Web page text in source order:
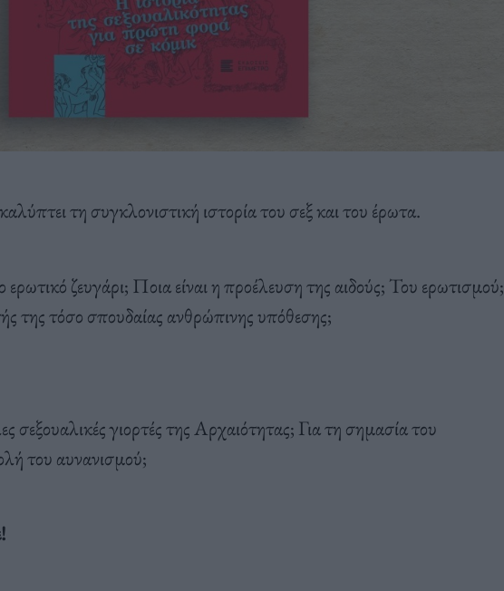
τη συγκλονιστική ιστορία του σεξ και του έρωτα.
ζευγάρι; Ποια είναι η προέλευση της αιδούς; Του ερωτισμού;
της τόσο σπουδαίας ανθρώπινης υπόθεσης;
σεξουαλικές γιορτές της Αρχαιότητας; Για τη σημασία του
του αυνανισμού;